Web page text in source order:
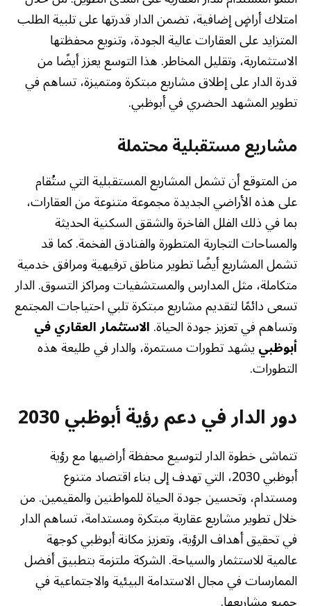
امتلاك أراضٍ إضافية، تضمن الدار قدرتها على تلبية الطلب
المتزايد على العقارات عالية الجودة، وتنويع محفظتها
الاستثمارية، وتقليل المخاطر. هذا التوسع يعزز أيضًا من
قدرة الدار على إطلاق مشاريع مبتكرة ومتميزة، تساهم في
تطوير المشهد الحضري في أبوظبي.
مشاريع مستقبلية محتملة
من المتوقع أن تشمل المشاريع المستقبلية التي ستُقام
على هذه الأراضي الجديدة مجموعة متنوعة من العقارات،
بما في ذلك الفلل الفاخرة والشقق السكنية الحديثة
والمساحات التجارية المتطورة والفنادق الفخمة. كما قد
تشمل المشاريع أيضًا تطوير مناطق ترفيهية ومرافق خدمية
متكاملة، مثل المدارس والمستشفيات ومراكز التسوق. الدار
تسعى دائمًا لتقديم مشاريع مبتكرة تلبي احتياجات المجتمع
وتساهم في تعزيز جودة الحياة.الاستثمار العقاري في
أبوظبييشهد تطورات مستمرة، والدار في طليعة هذه
التطورات.
دور الدار في دعم رؤية أبوظبي 2030
تتماشى خطوة الدار لتوسيع محفظة أراضيها مع رؤية
أبوظبي 2030، التي تهدف إلى بناء اقتصاد متنوع
ومستدام، وتحسين جودة الحياة للمواطنين والمقيمين. من
خلال تطوير مشاريع عقارية مبتكرة ومستدامة، تساهم الدار
في تحقيق أهداف الرؤية، وتعزيز مكانة أبوظبي كوجهة
عالمية للاستثمار والسياحة. الشركة ملتزمة بتطبيق أفضل
الممارسات في مجال الاستدامة البيئية والاجتماعية في